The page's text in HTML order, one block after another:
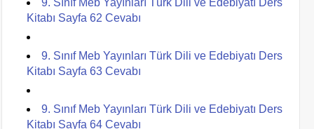
9. Sınıf Meb Yayınları Türk Dili ve Edebiyatı Ders
Kitabı Sayfa 62 Cevabı
9. Sınıf Meb Yayınları Türk Dili ve Edebiyatı Ders
Kitabı Sayfa 63 Cevabı
9. Sınıf Meb Yayınları Türk Dili ve Edebiyatı Ders
Kitabı Sayfa 64 Cevabı